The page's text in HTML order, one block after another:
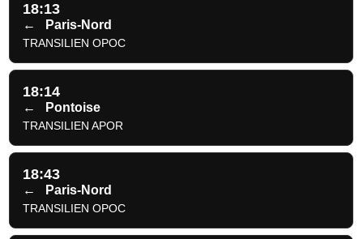
18:13
← Paris-Nord
TRANSILIEN OPOC
18:14
← Pontoise
TRANSILIEN APOR
18:43
← Paris-Nord
TRANSILIEN OPOC